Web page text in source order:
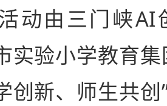
由三门峡AI
实验小学教育
创新、师生共